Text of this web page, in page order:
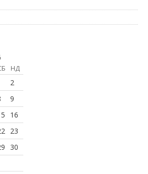
НД
2
9
16
23
30